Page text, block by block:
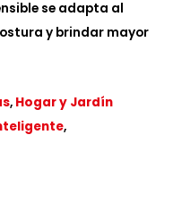
se adapta al
y brindar mayor
, Hogar y Jardín
,